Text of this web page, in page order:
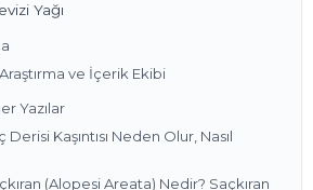
Yağı
Araştırma ve İçerik Ekibi
Yazılar
Derisi Kaşıntısı Neden Olur, Nasıl
(Alopesi Areata) Nedir? Saçkıran